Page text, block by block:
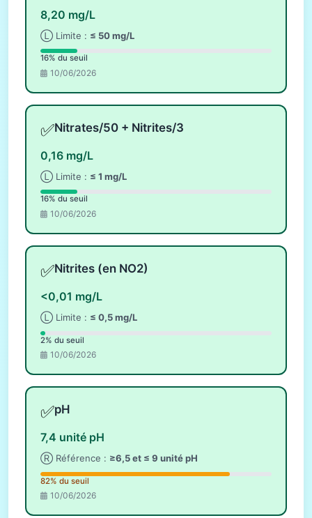
8,20 mg/L
Ⓛ Limite : ≤ 50 mg/L
16% du seuil
10/06/2026
✅Nitrates/50 + Nitrites/3
0,16 mg/L
Ⓛ Limite : ≤ 1 mg/L
16% du seuil
10/06/2026
✅Nitrites (en NO2)
<0,01 mg/L
Ⓛ Limite : ≤ 0,5 mg/L
2% du seuil
10/06/2026
✅pH
7,4 unité pH
Ⓡ Référence : ≥6,5 et ≤ 9 unité pH
82% du seuil
10/06/2026